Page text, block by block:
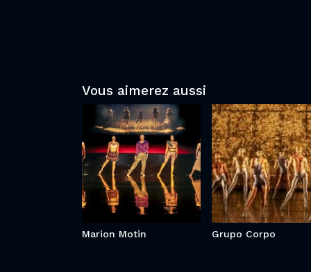
Vous aimerez aussi
Marion Motin
Marion Motin
Grupo
Grupo Corpo